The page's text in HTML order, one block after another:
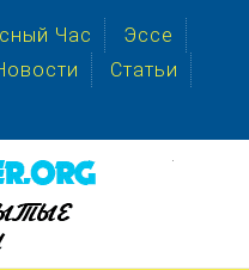
Час
Эссе
Статьи
.